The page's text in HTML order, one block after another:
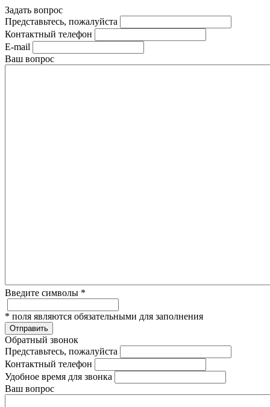
Задать вопрос
Представьтесь, пожалуйста
Контактный телефон
E-mail
Ваш вопрос
Введите символы *
* поля являются обязательными для заполнения
Отправить
Обратный звонок
Представьтесь, пожалуйста
Контактный телефон
Удобное время для звонка
Ваш вопрос